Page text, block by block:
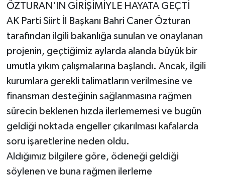
ÖZTURAN'IN GİRİŞİMİYLE HAYATA GEÇTİ
AK Parti Siirt İl Başkanı Bahri Caner Özturan
tarafından ilgili bakanlığa sunulan ve onaylanan
projenin, geçtiğimiz aylarda alanda büyük bir
umutla yıkım çalışmalarına başlandı. Ancak, ilgili
kurumlara gerekli talimatların verilmesine ve
finansman desteğinin sağlanmasına rağmen
sürecin beklenen hızda ilerlememesi ve bugün
geldiği noktada engeller çıkarılması kafalarda
soru işaretlerine neden oldu.
Aldığımız bilgilere göre, ödeneği geldiği
söylenen ve buna rağmen ilerleme